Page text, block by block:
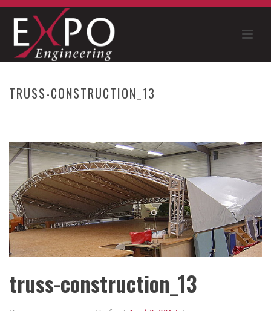
TRUSS-CONSTRUCTION_13
truss-construction_13